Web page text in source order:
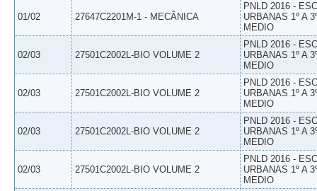
01/02 27647C2201M-1 - MECÂNICA
PNLD 2016 -
URBANAS 1º A
MEDIO
02/03 27501C2002L-BIO VOLUME 2
PNLD 2016 -
URBANAS 1º A
MEDIO
02/03 27501C2002L-BIO VOLUME 2
PNLD 2016 -
URBANAS 1º A
MEDIO
02/03 27501C2002L-BIO VOLUME 2
PNLD 2016 -
URBANAS 1º A
MEDIO
02/03 27501C2002L-BIO VOLUME 2
PNLD 2016 -
URBANAS 1º A
MEDIO